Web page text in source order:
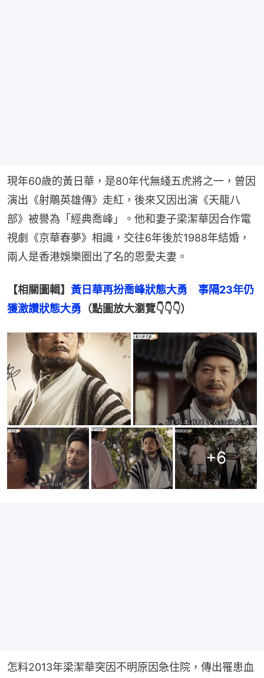
現年60歲的黃日華，是80年代無綫五虎將之一，曾因
演出《射鵰英雄傳》走紅，後來又因出演《天龍八
部》被譽為「經典喬峰」。他和妻子梁潔華因合作電
視劇《京華春夢》相識，交往6年後於1988年結婚，
兩人是香港娛樂圈出了名的恩愛夫妻。
【相關圖輯】 黃日華再扮喬峰狀態大勇　事隔23年仍
獲激讚狀態大勇 （點圖放大瀏覽👇👇👇）
+6
怎料2013年梁潔華突因不明原因急住院，傳出罹患血